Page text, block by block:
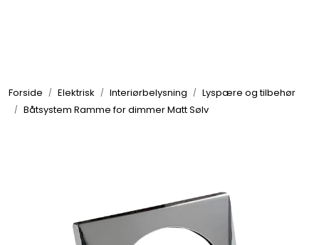
Forside Elektrisk Interiørbelysning
Lyspære og tilbehør
Båtsystem Ramme for dimmer Matt Sølv
Elektrisk